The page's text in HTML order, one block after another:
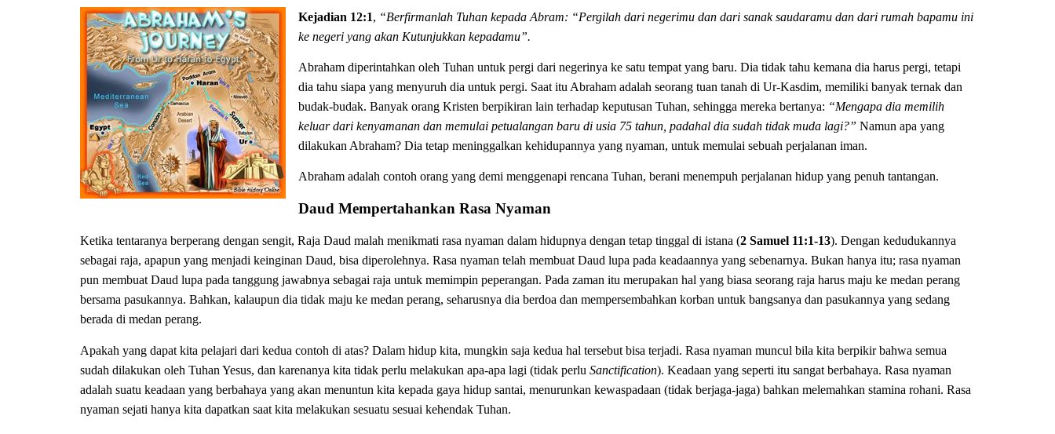
Kejadian 12:1, “Berfirmanlah Tuhan kepada Abram: “Pergilah dari negerimu dan dari sanak saudaramu dan dari rumah bapamu ini
ke negeri yang akan Kutunjukkan kepadamu”.
Abraham diperintahkan oleh Tuhan untuk pergi dari negerinya ke satu tempat yang baru. Dia tidak tahu kemana dia harus pergi, tetapi
dia tahu siapa yang menyuruh dia untuk pergi. Saat itu Abraham adalah seorang tuan tanah di Ur-Kasdim, memiliki banyak ternak dan
budak-budak. Banyak orang Kristen berpikiran lain terhadap keputusan Tuhan, sehingga mereka bertanya: “Mengapa dia memilih
keluar dari kenyamanan dan memulai petualangan baru di usia 75 tahun, padahal dia sudah tidak muda lagi?” Namun apa yang
dilakukan Abraham? Dia tetap meninggalkan kehidupannya yang nyaman, untuk memulai sebuah perjalanan iman.
Abraham adalah contoh orang yang demi menggenapi rencana Tuhan, berani menempuh perjalanan hidup yang penuh tantangan.
Daud Mempertahankan Rasa Nyaman
Ketika tentaranya berperang dengan sengit, Raja Daud malah menikmati rasa nyaman dalam hidupnya dengan tetap tinggal di istana (2 Samuel 11:1-13). Dengan kedudukannya
sebagai raja, apapun yang menjadi keinginan Daud, bisa diperolehnya. Rasa nyaman telah membuat Daud lupa pada keadaannya yang sebenarnya. Bukan hanya itu; rasa nyaman
pun membuat Daud lupa pada tanggung jawabnya sebagai raja untuk memimpin peperangan. Pada zaman itu merupakan hal yang biasa seorang raja harus maju ke medan perang
bersama pasukannya. Bahkan, kalaupun dia tidak maju ke medan perang, seharusnya dia berdoa dan mempersembahkan korban untuk bangsanya dan pasukannya yang sedang
berada di medan perang.
Apakah yang dapat kita pelajari dari kedua contoh di atas? Dalam hidup kita, mungkin saja kedua hal tersebut bisa terjadi. Rasa nyaman muncul bila kita berpikir bahwa semua
sudah dilakukan oleh Tuhan Yesus, dan karenanya kita tidak perlu melakukan apa-apa lagi (tidak perlu Sanctification). Keadaan yang seperti itu sangat berbahaya. Rasa nyaman
adalah suatu keadaan yang berbahaya yang akan menuntun kita kepada gaya hidup santai, menurunkan kewaspadaan (tidak berjaga-jaga) bahkan melemahkan stamina rohani. Rasa
nyaman sejati hanya kita dapatkan saat kita melakukan sesuatu sesuai kehendak Tuhan.